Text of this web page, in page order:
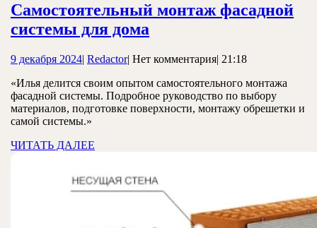
Самостоятельный монтаж фасадной
системы для дома
фасадной
системы
для
9 декабря 20249
2024
| RedactorRedactor
| Нет комментария| 21:18
«Илья делится своим опытом самостоятельного монтажа
фасадной системы. Подробное руководство по выбору
материалов, подготовке поверхности, монтажу обрешетки и
самой системы.»
ЧИТАТЬ ДАЛЕЕ